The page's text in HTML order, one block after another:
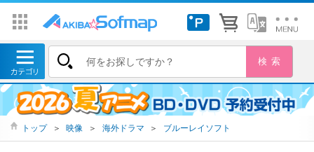
トップ ＞ 映像 ＞ 海外ドラマ ＞ ブルーレイソフト